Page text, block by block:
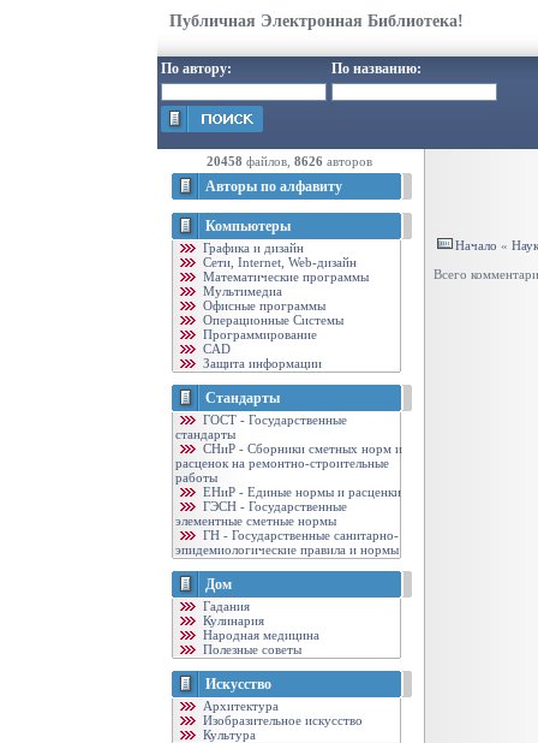
Публичная Электронная Библиотека!
По автору: По названию:
20458 файлов, 8626 авторов
Авторы по алфавиту
Компьютеры
Графика и дизайн
Cети, Internet, Web-дизайн
Математические программы
Мультимедиа
Офисные программы
Операционные Системы
Программирование
CAD
Защита информации
Стандарты
ГОСТ - Государственные
стандарты
CНиР - Сборники сметных норм и
расценок на ремонтно-строительные
работы
ЕНиР - Единые нормы и расценки
ГЭСН - Государственные
элементные сметные нормы
ГН - Государственные санитарно-
эпидемиологические правила и нормы
Дом
Гадания
Кулинария
Народная медицина
Полезные советы
Искусство
Архитектура
Изобразительное искусство
Культура
Начало «
Всего